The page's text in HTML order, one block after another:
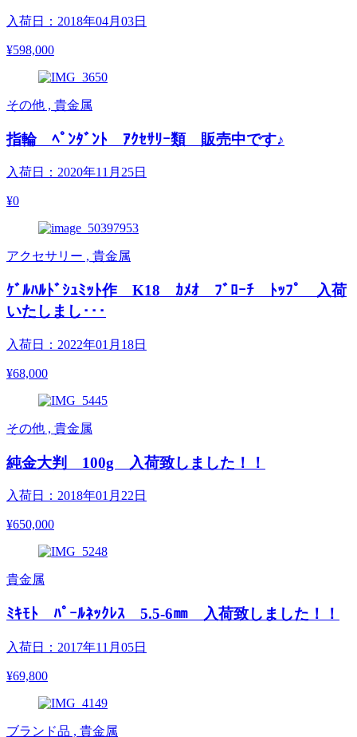
入荷日：2018年04月03日
¥598,000
その他 , 貴金属
指輪 ﾍﾟﾝﾀﾞﾝﾄ ｱｸｾｻﾘｰ類 販売中です♪
入荷日：2020年11月25日
¥0
アクセサリー , 貴金属
ｹﾞﾙﾊﾙﾄﾞｼｭﾐｯﾄ作 K18 ｶﾒｵ ﾌﾞﾛｰﾁ ﾄｯﾌﾟ 入荷
いたしまし･･･
入荷日：2022年01月18日
¥68,000
その他 , 貴金属
純金大判 100g 入荷致しました！！
入荷日：2018年01月22日
¥650,000
貴金属
ﾐｷﾓﾄ ﾊﾟｰﾙﾈｯｸﾚｽ 5.5-6㎜ 入荷致しました！！
入荷日：2017年11月05日
¥69,800
ブランド品 , 貴金属